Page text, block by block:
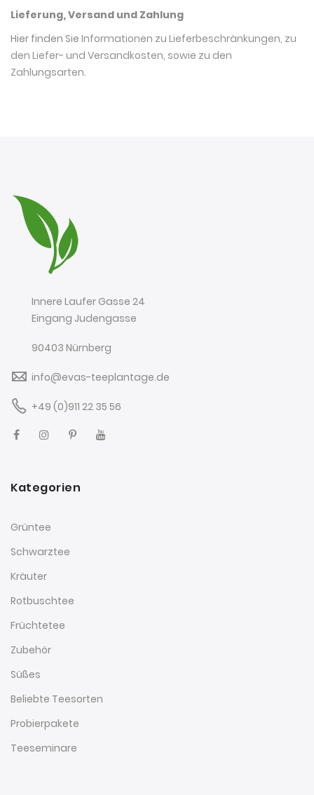
Lieferung, Versand und Zahlung
Hier finden Sie Informationen zu Lieferbeschränkungen, zu
den Liefer- und Versandkosten, sowie zu den
Zahlungsarten.
Innere Laufer Gasse 24
Eingang Judengasse
90403 Nürnberg
info@evas-teeplantage.de
+49 (0)911 22 35 56
Kategorien
Grüntee
Schwarztee
Kräuter
Rotbuschtee
Früchtetee
Zubehör
Süßes
Beliebte Teesorten
Probierpakete
Teeseminare